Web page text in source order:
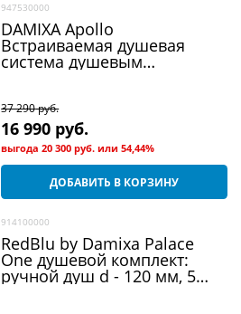
947530000
DAMIXA Apollo
Встраиваемая душевая
система душевым
37 290 руб.
16 990 руб.
выгода20 300 руб. или54,44%
ДОБАВИТЬ В КОРЗИНУ
914100000
RedBlu by Damixa Palace
One душевой комплект:
ручной душ d - 120 мм, 5